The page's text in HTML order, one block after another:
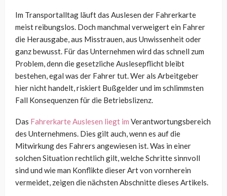
Im Transportalltag läuft das Auslesen der Fahrerkarte
meist reibungslos. Doch manchmal verweigert ein Fahrer
die Herausgabe, aus Misstrauen, aus Unwissenheit oder
ganz bewusst. Für das Unternehmen wird das schnell zum
Problem, denn die gesetzliche Auslesepflicht bleibt
bestehen, egal was der Fahrer tut. Wer als Arbeitgeber
hier nicht handelt, riskiert Bußgelder und im schlimmsten
Fall Konsequenzen für die Betriebslizenz.
Das Fahrerkarte Auslesen liegt im Verantwortungsbereich
des Unternehmens. Dies gilt auch, wenn es auf die
Mitwirkung des Fahrers angewiesen ist. Was in einer
solchen Situation rechtlich gilt, welche Schritte sinnvoll
sind und wie man Konflikte dieser Art von vornherein
vermeidet, zeigen die nächsten Abschnitte dieses Artikels.